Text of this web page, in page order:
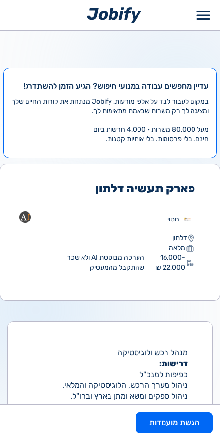
עדיין מחפשים עבודה במנועי חיפוש? הגיע הזמן להשתדרג!
במקום לעבור לבד על אלפי מודעות, Jobify מנתחת את קורות החיים שלך
ומציגה לך רק משרות שבאמת מתאימות לך.
מעל 80,000 משרות • 4,000 חדשות ביום
חינם. בלי פרסומות. בלי אותיות קטנות.
פארק תעשיה דלתון
חסוי
דלתון
מלאה
16,000-
22,000 ₪
הערכה מבוססת AI ולא שכר
שהתקבל מהמעסיק
מנהל רכש ולוגיסטיקה
דרישות:
כפיפות למנכ"ל
ניהול מערך הרכש, הלוגיסטיקה והמלאי.
ניהול ספקים ומשא ומתן בארץ ובחו"ל.
ניהול והובלת צוות עובדים.
אופטימיזציה וייעול של שרשרת האספקה.
עבודה עם מערכות Priority ו-Excel.
הגשת מועמדות